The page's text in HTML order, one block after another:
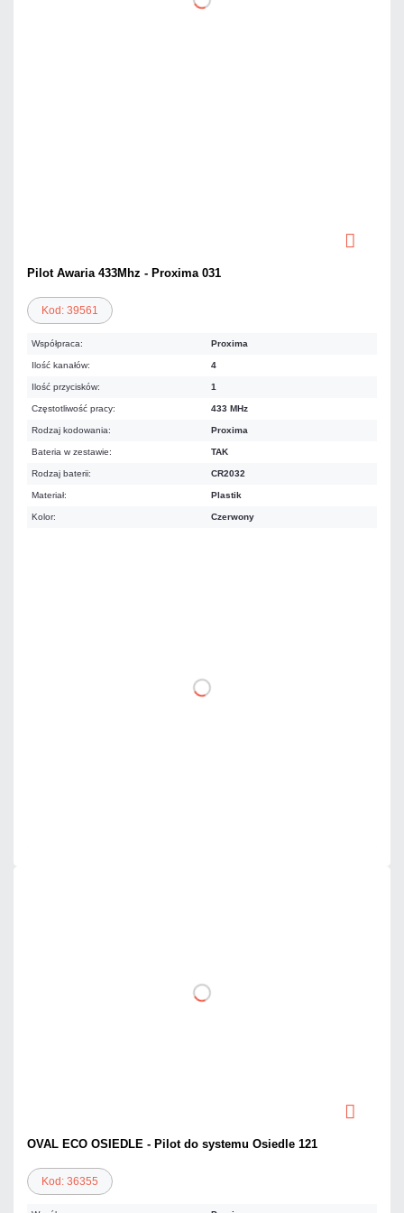
Pilot Awaria 433Mhz - Proxima 031
Kod: 39561
Współpraca: Proxima
Ilość kanałów: 4
Ilość przycisków: 1
Częstotliwość pracy: 433 MHz
Rodzaj kodowania: Proxima
Bateria w zestawie: TAK
Rodzaj baterii: CR2032
Materiał: Plastik
Kolor: Czerwony
OVAL ECO OSIEDLE - Pilot do systemu Osiedle 121
Kod: 36355